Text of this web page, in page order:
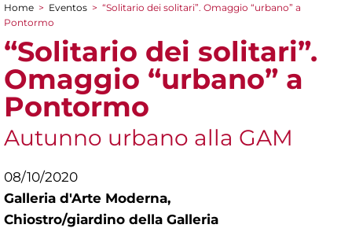
You are here
Home > Eventos > “Solitario dei solitari”. Omaggio “urbano” a
Pontormo
“Solitario dei solitari”.
Omaggio “urbano” a
Pontormo
Autunno urbano alla GAM
08/10/2020
Galleria d'Arte Moderna,
Chiostro/giardino della Galleria